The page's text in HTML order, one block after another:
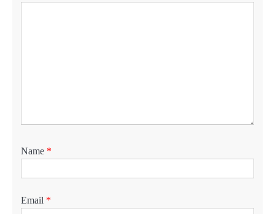
Name *
Email *